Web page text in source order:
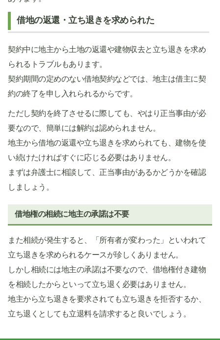
借地の返還・立ち退きを求められた
契約中に地主から土地の返還や建物収去と立ち退きを求め
られるトラブルもあります。
契約期間の定めのない借地契約などでは、地主は借主に契
約の終了を申し入れられるからです。
ただし契約を終了させるに際しても、やはり正当事由が必
要なので、簡単には解約は認められません。
地主から借地の返還や立ち退きを求められても、建物を使
い続けたければすぐに応じる必要はありません。
まずは弁護士に相談して、正当事由があるかどうかを確認
しましょう。
借地権の相続に地主の承諾は不要
また相続が発生すると、「所有者が変わった」といわれて
立ち退きを求められるケースが珍しくありません。
しかし相続には地主の承諾は不要なので、借地権付き建物
を相続したからといって立ち退く必要はありません。
地主から立ち退きを要求されても立ち退きを拒否するか、
立ち退くとしても立退料を請求すると良いでしょう。